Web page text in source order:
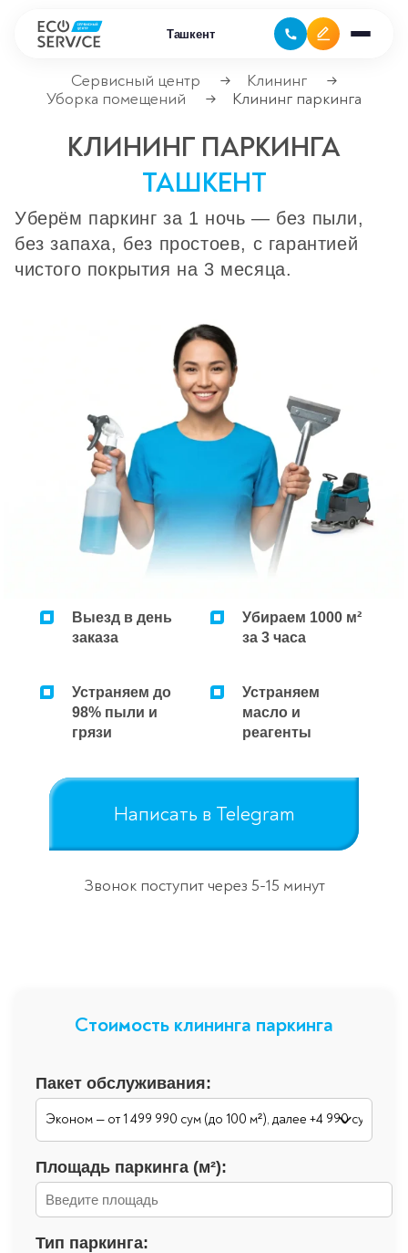
Ташкент
Ремонт компьютерной техники
Ремонт крупно бытовой техники
Ремонт цифровой техники
Ремонт микроволновок
Ремонт парогенераторов
Ремонт пылесосов
Сервисный центр → Клининг
→
Уборка помещений
→ Клининг паркинга
КЛИНИНГ ПАРКИНГА
ТАШКЕНТ
Уберём паркинг за 1 ночь — без пыли,
без запаха, без простоев, с гарантией
чистого покрытия на 3 месяца.
Выезд в день
заказа
Убираем 1000 м²
за 3 часа
Устраняем до
98% пыли и
грязи
Устраняем
масло и
реагенты
Написать в Telegram
Звонок поступит через 5-15 минут
Стоимость клининга паркинга
Пакет обслуживания:
Площадь паркинга (м²):
Тип паркинга: